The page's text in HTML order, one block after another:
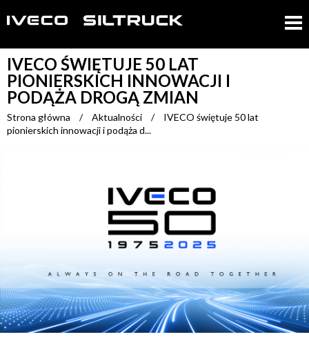
IVECO ŚWIĘTUJE 50 LAT
PIONIERSKICH INNOWACJI I
PODĄŻA DROGĄ ZMIAN
Strona główna / Aktualności /
IVECO świętuje 50 lat
pionierskich innowacji i podąża d...